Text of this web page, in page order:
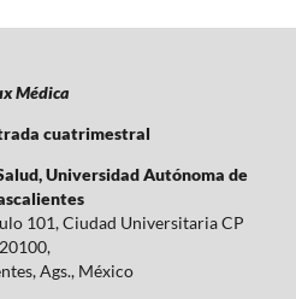
Médica
cuatrimestral
Universidad Autónoma de
101, Ciudad Universitaria CP
20100,
Ags., México